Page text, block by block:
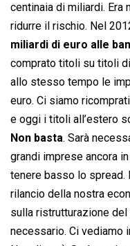
centinaia di miliardi.
ridurre il rischio. Nel
miliardi di euro alle
comprato titoli su titoli
allo stesso tempo le
euro. Ci siamo
e oggi i titoli all’estero
Non basta. Sarà
grandi imprese ancora
tenere basso lo spread.
rilancio della nostra
sulla ristrutturazione
necessario. Ci vediamo